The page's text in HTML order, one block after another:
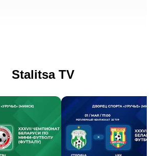
Stalitsa TV